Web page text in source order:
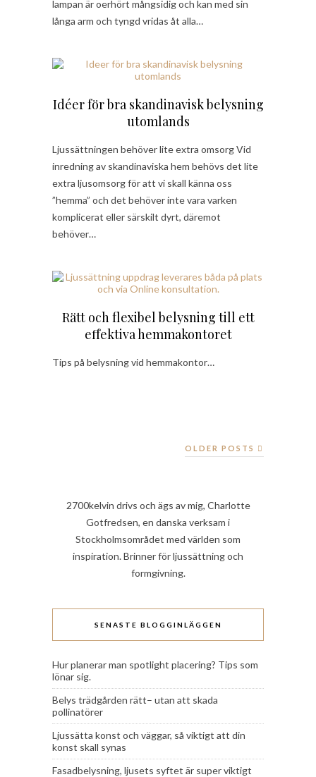
lampan är oerhört mångsidig och kan med sin
långa arm och tyngd vridas åt alla…
Idéer för bra skandinavisk belysning
utomlands
Ljussättningen behöver lite extra omsorg Vid
inredning av skandinaviska hem behövs det lite
extra ljusomsorg för att vi skall känna oss
”hemma” och det behöver inte vara varken
komplicerat eller särskilt dyrt, däremot
behöver…
Rätt och flexibel belysning till ett
effektiva hemmakontoret
Tips på belysning vid hemmakontor…
OLDER POSTS
2700kelvin drivs och ägs av mig, Charlotte
Gotfredsen, en danska verksam i
Stockholmsområdet med världen som
inspiration. Brinner för ljussättning och
formgivning.
SENASTE BLOGGINLÄGGEN
Hur planerar man spotlight placering? Tips som
lönar sig.
Belys trädgården rätt– utan att skada
pollinatörer
Ljussätta konst och väggar, så viktigt att din
konst skall synas
Fasadbelysning, ljusets syftet är super viktigt